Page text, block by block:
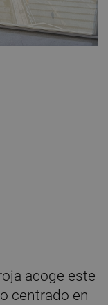
acoge este
centrado en